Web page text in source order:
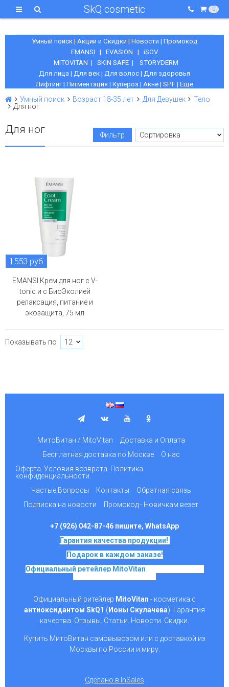
SkQ cosmetic 0
Умный поиск| Акции и Скидки | Новости | Промокод
EMANSI | EVASION | iSOV
MITOVITAN | SKIN SAFE | STORYDERM
Для лица | Для век | Для волос | Для здоровья
Лифтинг| Пигментация | Купероз | Акне | SPF | Еще
Умный поиск Возраст 18-35 лет Для Девушек
Тело
Для ног
Для ног Фильтр
1553 руб
EMANSI Крем для ног с V-
tonic и с БиоЭколией
релаксация, питание и
экозащита, 75 мл
Показывать по
МитоВитан / MitoVitan
Доставка и Оплата
Бесплатная доставка по Москве
О нас
Оферта. Условия возврата. Политика
конфиденциальности.
Частые Вопросы
Контакты
Обратная связь
Подписка на новости
Промокод - Новичкам везет
+7 (926) 042-87-46 пишите, WhatsApp
Гарантия качества продукции!
Подарок в каждом заказе!
Официальный ретейлер MitoVitan
Официальный ритейлер MitoVitan - косметика с
антиоксидантом SkQ1 ( Ионы Скулачева). Гарантия
качества. Отзывы. Статьи. Новости. Скидки.
Купить МитоВитан самовывозом или с доставкой из
Москвы по России и миру.
Сделано в InSales